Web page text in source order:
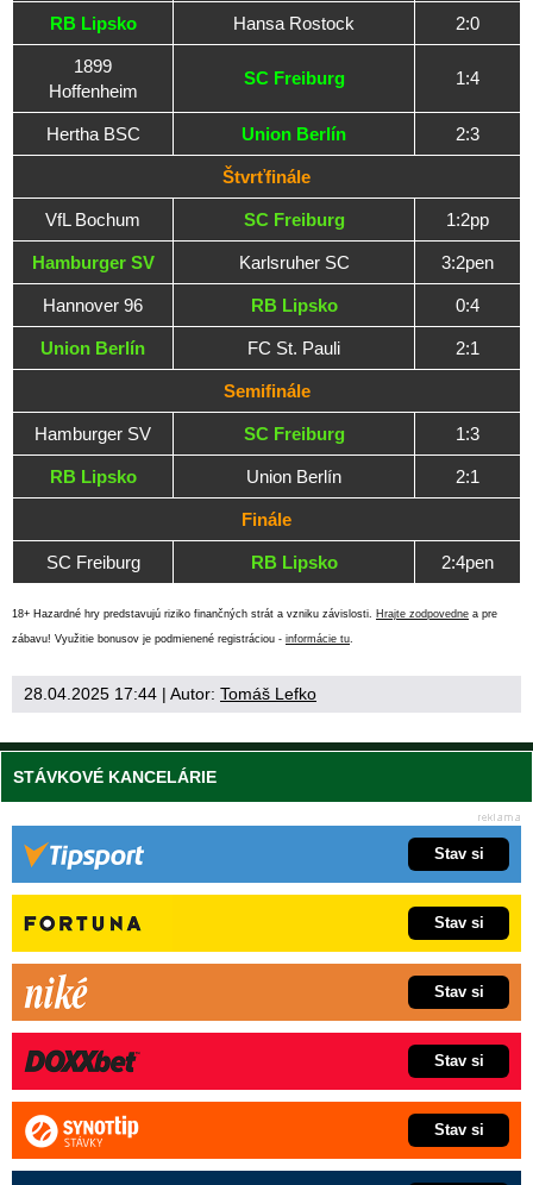
RB Lipsko Hansa Rostock 2:0
1899
Hoffenheim
SC Freiburg 1:4
Hertha BSC Union Berlín 2:3
Štvrťfinále
VfL Bochum SC Freiburg 1:2pp
Hamburger SV Karlsruher SC 3:2pen
Hannover 96 RB Lipsko 0:4
Union Berlín FC St. Pauli 2:1
Semifinále
Hamburger SV SC Freiburg 1:3
RB Lipsko Union Berlín 2:1
Finále
SC Freiburg RB Lipsko 2:4pen
18+ Hazardné hry predstavujú riziko finančných strát a vzniku závislosti. Hrajte zodpovedne a pre
zábavu! Využitie bonusov je podmienené registráciou - informácie tu
28.04.2025 17:44 | Autor: Tomáš Lefko
STÁVKOVÉ KANCELÁRIE
Stav si
Stav si
Stav si
Stav si
Stav si